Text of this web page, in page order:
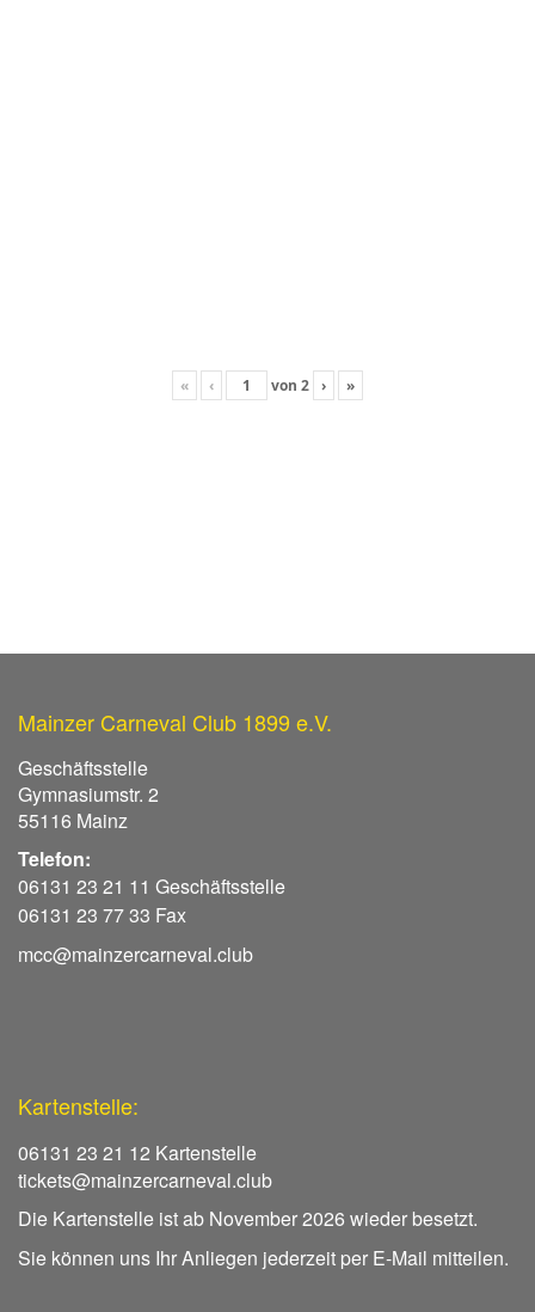
« ‹ von 2 › »
Mainzer Carneval Club 1899 e.V.
Geschäftsstelle
Gymnasiumstr. 2
55116 Mainz
Telefon:
06131 23 21 11 Geschäftsstelle
06131 23 77 33 Fax
mcc@mainzercarneval.club
Kartenstelle:
06131 23 21 12 Kartenstelle
tickets@mainzercarneval.club
Die Kartenstelle ist ab November 2026 wieder besetzt.
Sie können uns Ihr Anliegen jederzeit per E-Mail mitteilen.